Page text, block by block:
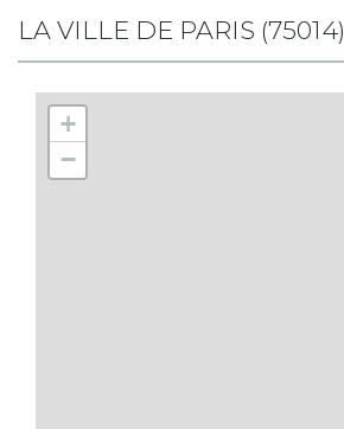
LA VILLE DE PARIS (75014)
+
−